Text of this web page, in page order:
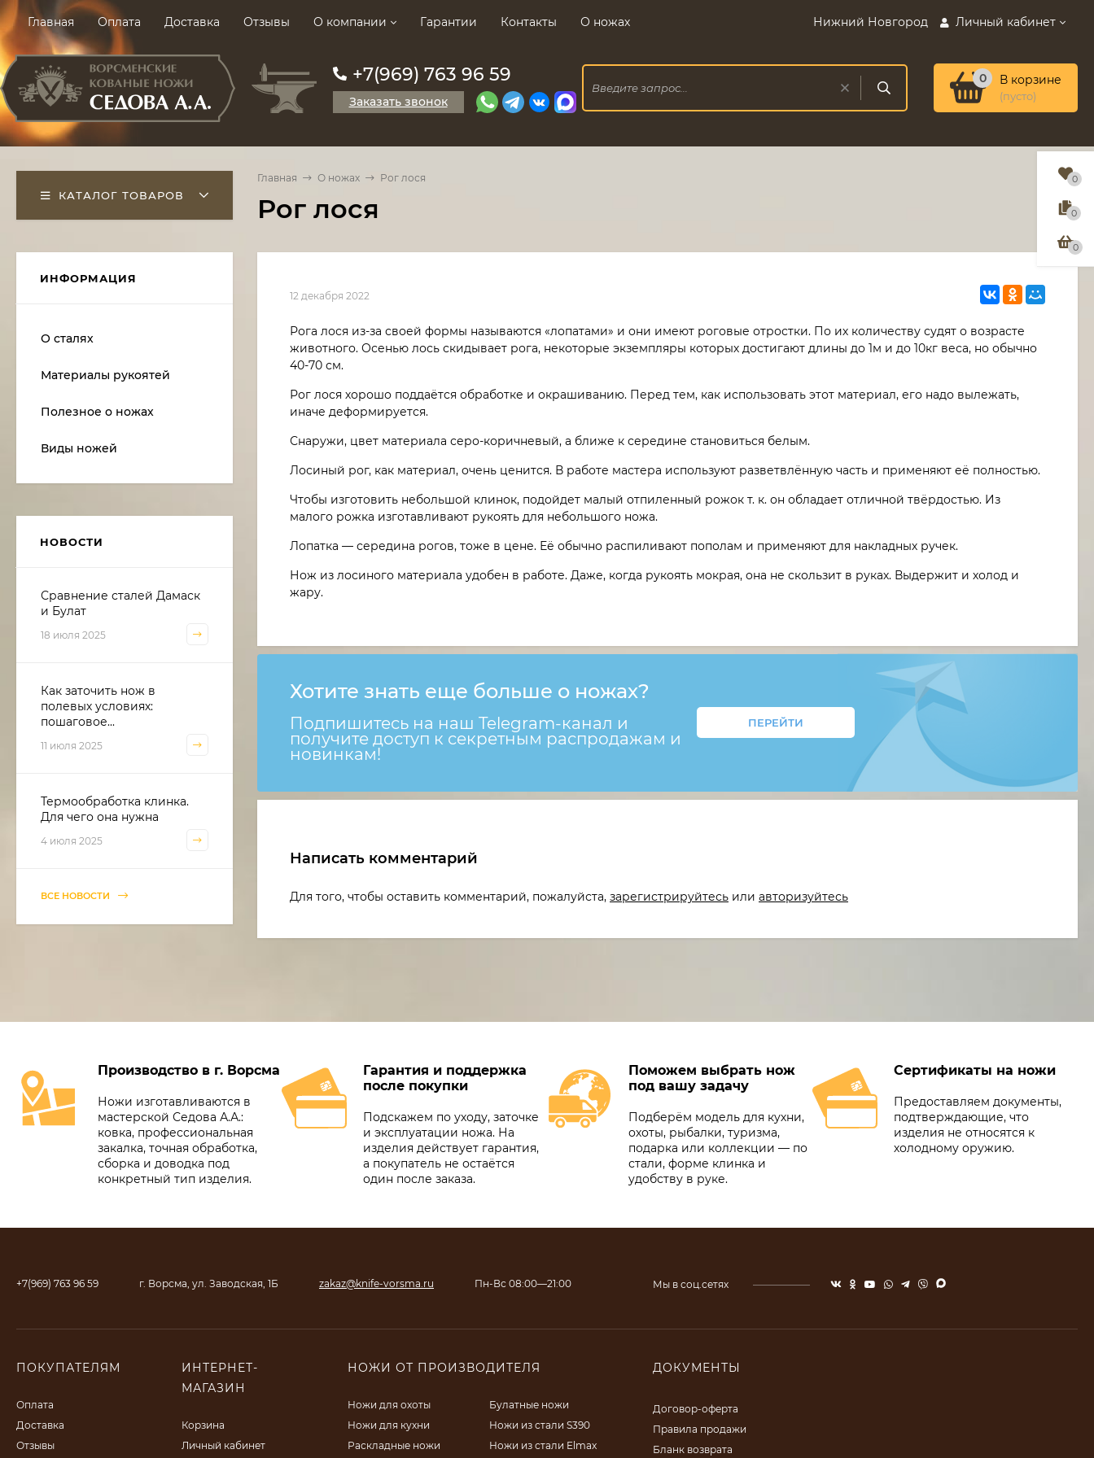
Главная Оплата Доставка Отзывы О компании Гарантии Контакты О ножах Нижний Новгород Личный кабинет
+7(969) 763 96 59
Заказать звонок
0 В корзине
(пусто)
Главная О ножах Рог лося
Рог лося
12 декабря 2022
Рога лося из-за своей формы называются «лопатами» и они имеют роговые отростки. По их количеству судят о возрасте
животного. Осенью лось скидывает рога, некоторые экземпляры которых достигают длины до 1м и до 10кг веса, но обычно
40-70 см.
Рог лося хорошо поддаётся обработке и окрашиванию. Перед тем, как использовать этот материал, его надо вылежать,
иначе деформируется.
Снаружи, цвет материала серо-коричневый, а ближе к середине становиться белым.
Лосиный рог, как материал, очень ценится. В работе мастера используют разветвлённую часть и применяют её полностью.
Чтобы изготовить небольшой клинок, подойдет малый отпиленный рожок т. к. он обладает отличной твёрдостью. Из
малого рожка изготавливают рукоять для небольшого ножа.
Лопатка — середина рогов, тоже в цене. Её обычно распиливают пополам и применяют для накладных ручек.
Нож из лосиного материала удобен в работе. Даже, когда рукоять мокрая, она не скользит в руках. Выдержит и холод и
жару.
Хотите знать еще больше о ножах?
Подпишитесь на наш Telegram-канал и
получите доступ к секретным распродажам и
новинкам!
ПЕРЕЙТИ
Написать комментарий
Для того, чтобы оставить комментарий, пожалуйста, зарегистрируйтесь или авторизуйтесь
КАТАЛОГ ТОВАРОВ
ИНФОРМАЦИЯ
О сталях
Материалы рукоятей
Полезное о ножах
Виды ножей
НОВОСТИ
Сравнение сталей Дамаск
и Булат
18 июля 2025
Как заточить нож в
полевых условиях:
пошаговое...
11 июля 2025
Термообработка клинка.
Для чего она нужна
4 июля 2025
ВСЕ НОВОСТИ
Производство в г. Ворсма
Ножи изготавливаются в
мастерской Седова А.А.:
ковка, профессиональная
закалка, точная обработка,
сборка и доводка под
конкретный тип изделия.
Гарантия и поддержка
после покупки
Подскажем по уходу, заточке
и эксплуатации ножа. На
изделия действует гарантия,
а покупатель не остаётся
один после заказа.
Поможем выбрать нож
под вашу задачу
Подберём модель для кухни,
охоты, рыбалки, туризма,
подарка или коллекции — по
стали, форме клинка и
удобству в руке.
Сертификаты на ножи
Предоставляем документы,
подтверждающие, что
изделия не относятся к
холодному оружию.
+7(969) 763 96 59 г. Ворсма, ул. Заводская, 1Б zakaz@knife-vorsma.ru Пн-Вс 08:00—21:00 Мы в соц.сетях
ПОКУПАТЕЛЯМ
Оплата
Доставка
Отзывы
ИНТЕРНЕТ-
МАГАЗИН
Корзина
Личный кабинет
НОЖИ ОТ ПРОИЗВОДИТЕЛЯ
Ножи для охоты
Ножи для кухни
Раскладные ножи
Булатные ножи
Ножи из стали S390
Ножи из стали Elmax
ДОКУМЕНТЫ
Договор-оферта
Правила продажи
Бланк возврата
0
0
0